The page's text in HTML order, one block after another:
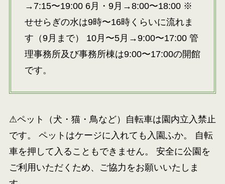
→7:15〜19:00 6月・9月→8:00〜18:00 ※
せせらぎの水は9時〜16時くらいに流れま
す（9月まで） 10月〜5月→9:00〜17:00 管
理事務所及び事務所棟は9:00〜17:00の開館
です。
⚠ペット（犬・猫・鳥など）自転車は園内立入禁止
です。 ペットはケージに入れても入園ふか。 自転
車を押して入ることもできません。 安全に公園を
ご利用いただくため、ご協力をお願いいたしま